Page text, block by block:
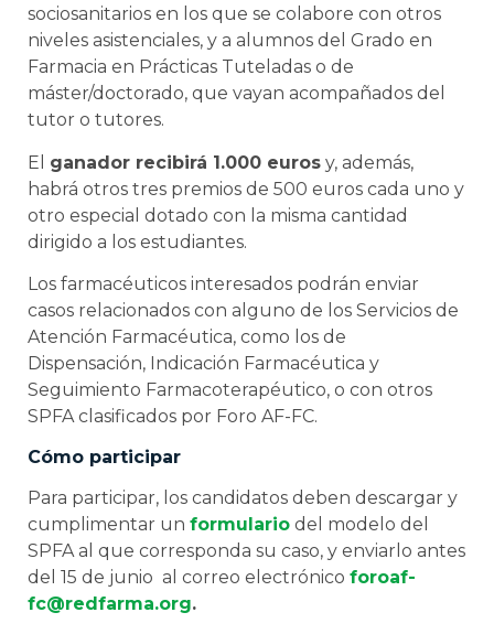
sociosanitarios en los que se colabore con otros
niveles asistenciales, y a alumnos del Grado en
Farmacia en Prácticas Tuteladas o de
máster/doctorado, que vayan acompañados del
tutor o tutores.
El ganador recibirá 1.000 euros y, además,
habrá otros tres premios de 500 euros cada uno y
otro especial dotado con la misma cantidad
dirigido a los estudiantes.
Los farmacéuticos interesados podrán enviar
casos relacionados con alguno de los Servicios de
Atención Farmacéutica, como los de
Dispensación, Indicación Farmacéutica y
Seguimiento Farmacoterapéutico, o con otros
SPFA clasificados por Foro AF-FC.
Cómo participar
Para participar, los candidatos deben descargar y
cumplimentar un formulario del modelo del
SPFA al que corresponda su caso, y enviarlo antes
del 15 de junio al correo electrónico foroaf-
fc@redfarma.org.